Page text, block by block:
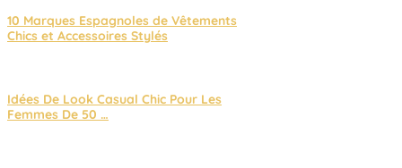
10 Marques Espagnoles de Vêtements
Chics et Accessoires Stylés
Idées De Look Casual Chic Pour Les
Femmes De 50 …